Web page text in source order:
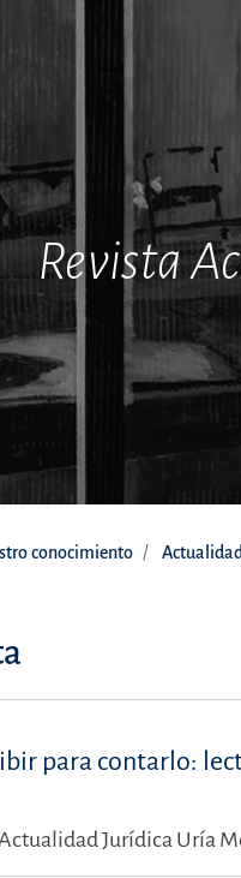
Revista
conocimiento
para contarlo:
Jurídica Uría